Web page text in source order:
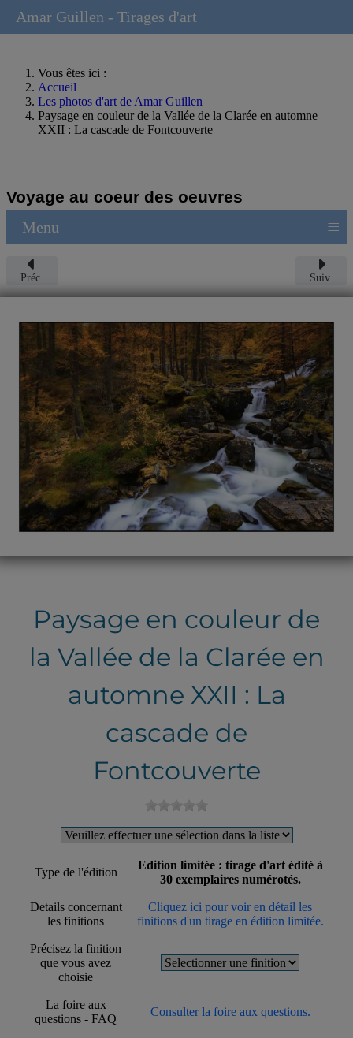
Vous êtes ici :
Accueil
Les photos d'art de Amar Guillen
Paysage en couleur de la Vallée de la Clarée en automne
XXII : La cascade de Fontcouverte
Voyage au coeur des oeuvres
Menu ≡
Préc. Suiv.
Paysage en couleur de
la Vallée de la Clarée en
automne XXII : La
cascade de
Fontcouverte
Type de l'édition
Edition limitée : tirage d'art édité à
30 exemplaires numérotés.
Details concernant
les finitions
Cliquez ici pour voir en détail les
finitions d'un tirage en édition limitée.
Précisez la finition
que vous avez
choisie
La foire aux
questions - FAQ
Consulter la foire aux questions.
Amar Guillen - Tirages d'art